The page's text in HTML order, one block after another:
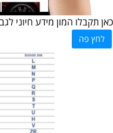
כאן תקבלו המון מידע חיוני
לחץ פה